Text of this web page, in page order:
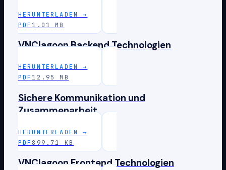
HERUNTERLADEN
→
PDF 1.01 MB
VNClagoon Backend Technologien
HERUNTERLADEN
→
PDF 12.95 MB
Sichere Kommunikation und
Zusammenarbeit
HERUNTERLADEN
→
PDF 899.71 KB
VNClagoon Frontend Technologien